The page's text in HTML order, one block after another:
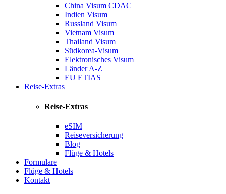
China Visum CDAC
Indien Visum
Russland Visum
Vietnam Visum
Thailand Visum
Südkorea-Visum
Elektronisches Visum
Länder A-Z
EU ETIAS
Reise-Extras
Reise-Extras
eSIM
Reiseversicherung
Blog
Flüge & Hotels
Formulare
Flüge & Hotels
Kontakt